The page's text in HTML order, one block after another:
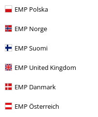
EMP Polska
EMP Norge
EMP Suomi
EMP United Kingdom
EMP Danmark
EMP Österreich
E-mailnieuwsbrief
korting!Meer info
Ik geef hierbij toestemming om
ermee akkoord dat Large
persoonsgegevens worden